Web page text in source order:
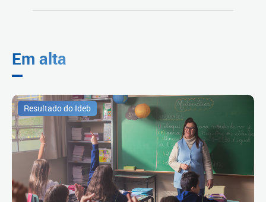
Em alta
Resultado do Ideb